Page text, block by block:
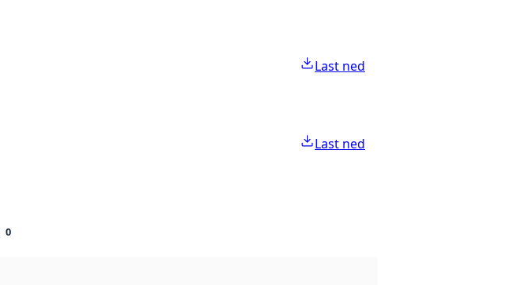
Last ned
Last ned
0